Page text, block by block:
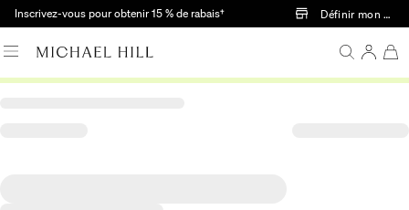
Passer au contenu principal
Inscrivez-vous pour obtenir 15 % de rabais† Définir mon